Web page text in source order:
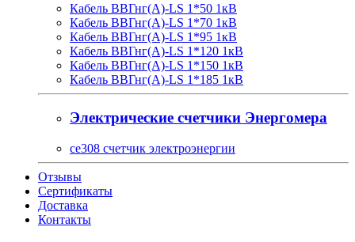
Кабель ВВГнг(A)-LS 1*50 1кВ
Кабель ВВГнг(A)-LS 1*70 1кВ
Кабель ВВГнг(A)-LS 1*95 1кВ
Кабель ВВГнг(A)-LS 1*120 1кВ
Кабель ВВГнг(A)-LS 1*150 1кВ
Кабель ВВГнг(A)-LS 1*185 1кВ
Электрические счетчики Энергомера
ce308 счетчик электроэнергии
Отзывы
Сертификаты
Доставка
Контакты